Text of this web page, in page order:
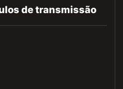
de transmissão